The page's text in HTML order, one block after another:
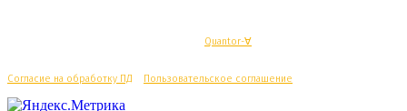
Quantor-∀
Согласие на обработку ПД Пользовательское соглашение